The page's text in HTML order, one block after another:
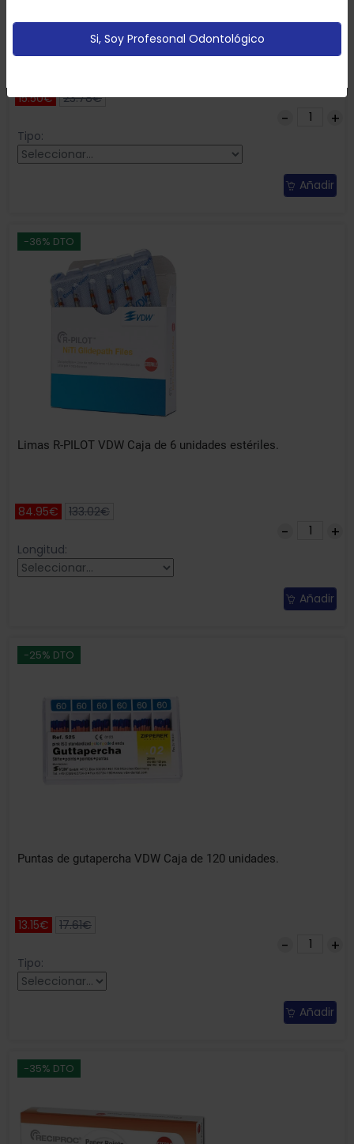
Guttapercha RECIPROC VDW Caja de 60 unidades.
15.50€ 23.78€
Tipo:
Añadir
-36% DTO
Limas R-PILOT VDW Caja de 6 unidades estériles.
84.95€ 133.02€
Longitud:
Añadir
-25% DTO
Puntas de gutapercha VDW Caja de 120 unidades.
13.15€ 17.61€
Tipo:
Añadir
-35% DTO
páginas vistitadas).Política de cookies
Si, Soy Profesonal Odontológico